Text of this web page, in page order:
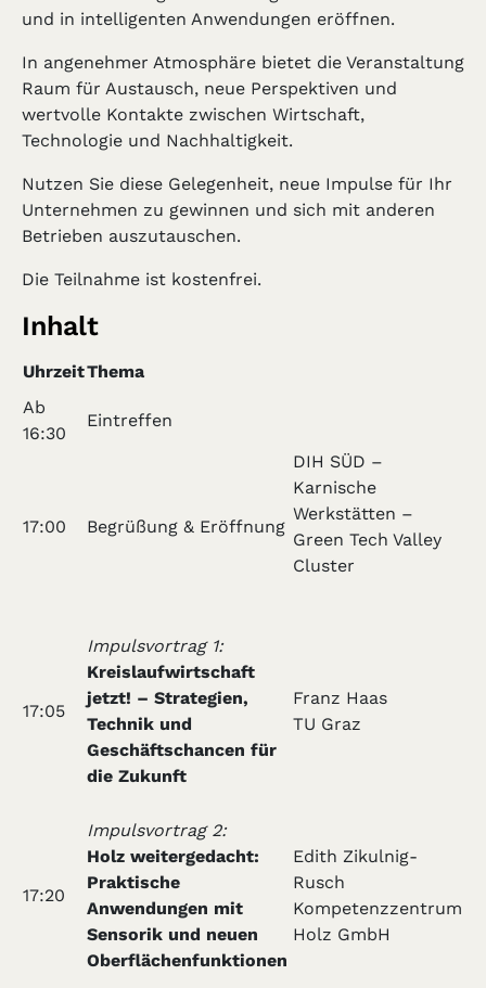
und in intelligenten Anwendungen eröffnen.
In angenehmer Atmosphäre bietet die Veranstaltung
Raum für Austausch, neue Perspektiven und
wertvolle Kontakte zwischen Wirtschaft,
Technologie und Nachhaltigkeit.
Nutzen Sie diese Gelegenheit, neue Impulse für Ihr
Unternehmen zu gewinnen und sich mit anderen
Betrieben auszutauschen.
Die Teilnahme ist kostenfrei.
Inhalt
UhrzeitThema
Ab
16:30
Eintreffen
17:00 Begrüßung & Eröffnung
DIH SÜD –
Karnische
Werkstätten –
Green Tech Valley
Cluster
17:05
Impulsvortrag 1:
Kreislaufwirtschaft
jetzt! – Strategien,
Technik und
Geschäftschancen für
die Zukunft
Franz Haas
TU Graz
17:20
Impulsvortrag 2:
Holz weitergedacht:
Praktische
Anwendungen mit
Sensorik und neuen
Oberflächenfunktionen
Edith Zikulnig-
Rusch
Kompetenzzentrum
Holz GmbH